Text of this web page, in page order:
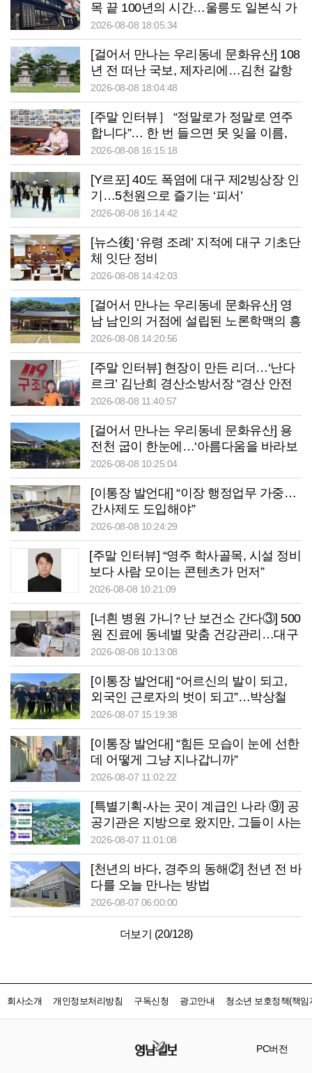
목 끝 100년의 시간…울릉도 일본식 가
옥이 말하는 ‘잊지 말아야 할 역사’
2026-08-08 18:05:34
[걸어서 만나는 우리동네 문화유산] 108
년 전 떠난 국보, 제자리에…김천 갈항
사지 발굴 착수
2026-08-08 18:04:48
[주말 인터뷰］ “정말로가 정말로 연주
합니다”… 한 번 들으면 못 잊을 이름,
색소폰으로 이웃 웃게 만드는 사나이
2026-08-08 16:15:18
[Y르포] 40도 폭염에 대구 제2빙상장 인
기…5천원으로 즐기는 ‘피서’
2026-08-08 16:14:42
[뉴스後] ‘유령 조례’ 지적에 대구 기초단
체 잇단 정비
2026-08-08 14:42:03
[걸어서 만나는 우리동네 문화유산] 영
남 남인의 거점에 설립된 노론학맥의 흥
암서원
2026-08-08 14:20:56
[주말 인터뷰] 현장이 만든 리더…‘난다
르크’ 김난희 경산소방서장 “경산 안전
책임지겠습니다”
2026-08-08 11:40:57
[걸어서 만나는 우리동네 문화유산] 용
전천 굽이 한눈에…‘아름다움을 바라보
는’ 청송 망미정
2026-08-08 10:25:04
[이통장 발언대] “이장 행정업무 가중…
간사제도 도입해야”
2026-08-08 10:24:29
[주말 인터뷰] “영주 학사골목, 시설 정비
보다 사람 모이는 콘텐츠가 먼저”
2026-08-08 10:21:09
[너흰 병원 가니? 난 보건소 간다③] 500
원 진료에 동네별 맞춤 건강관리…대구
중구보건소의 변신
2026-08-08 10:13:08
[이통장 발언대] “어르신의 발이 되고,
외국인 근로자의 벗이 되고”…박상철
이장의 ‘사람 농사’
2026-08-07 15:19:38
[이통장 발언대] “힘든 모습이 눈에 선한
데 어떻게 그냥 지나갑니까”
2026-08-07 11:02:22
[특별기획-사는 곳이 계급인 나라 ⑨] 공
공기관은 지방으로 왔지만, 그들이 사는
곳은 서울이었다
2026-08-07 11:01:08
[천년의 바다, 경주의 동해②] 천년 전 바
다를 오늘 만나는 방법
2026-08-07 06:00:00
더보기 (20/128)
회사소개 개인정보처리방침 구독신청 광고안내 청소년 보호정책(책임
PC버전